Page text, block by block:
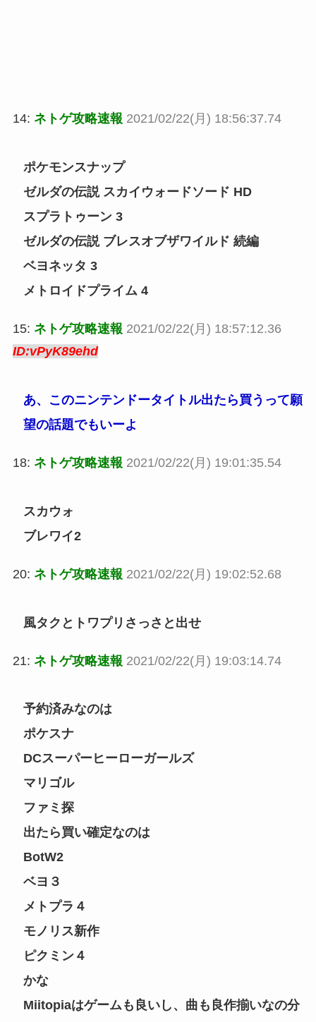
14: ネトゲ攻略速報 2021/02/22(月) 18:56:37.74
ポケモンスナップ
ゼルダの伝説 スカイウォードソード HD
スプラトゥーン 3
ゼルダの伝説 ブレスオブザワイルド 続編
ベヨネッタ 3
メトロイドプライム 4
15: ネトゲ攻略速報 2021/02/22(月) 18:57:12.36
ID:vPyK89ehd
あ、このニンテンドータイトル出たら買うって願
望の話題でもいーよ
18: ネトゲ攻略速報 2021/02/22(月) 19:01:35.54
スカウォ
ブレワイ2
20: ネトゲ攻略速報 2021/02/22(月) 19:02:52.68
風タクとトワプリさっさと出せ
21: ネトゲ攻略速報 2021/02/22(月) 19:03:14.74
予約済みなのは
ポケスナ
DCスーパーヒーローガールズ
マリゴル
ファミ探
出たら買い確定なのは
BotW2
ベヨ３
メトプラ４
モノリス新作
ピクミン４
かな
Miitopiaはゲームも良いし、曲も良作揃いなの分